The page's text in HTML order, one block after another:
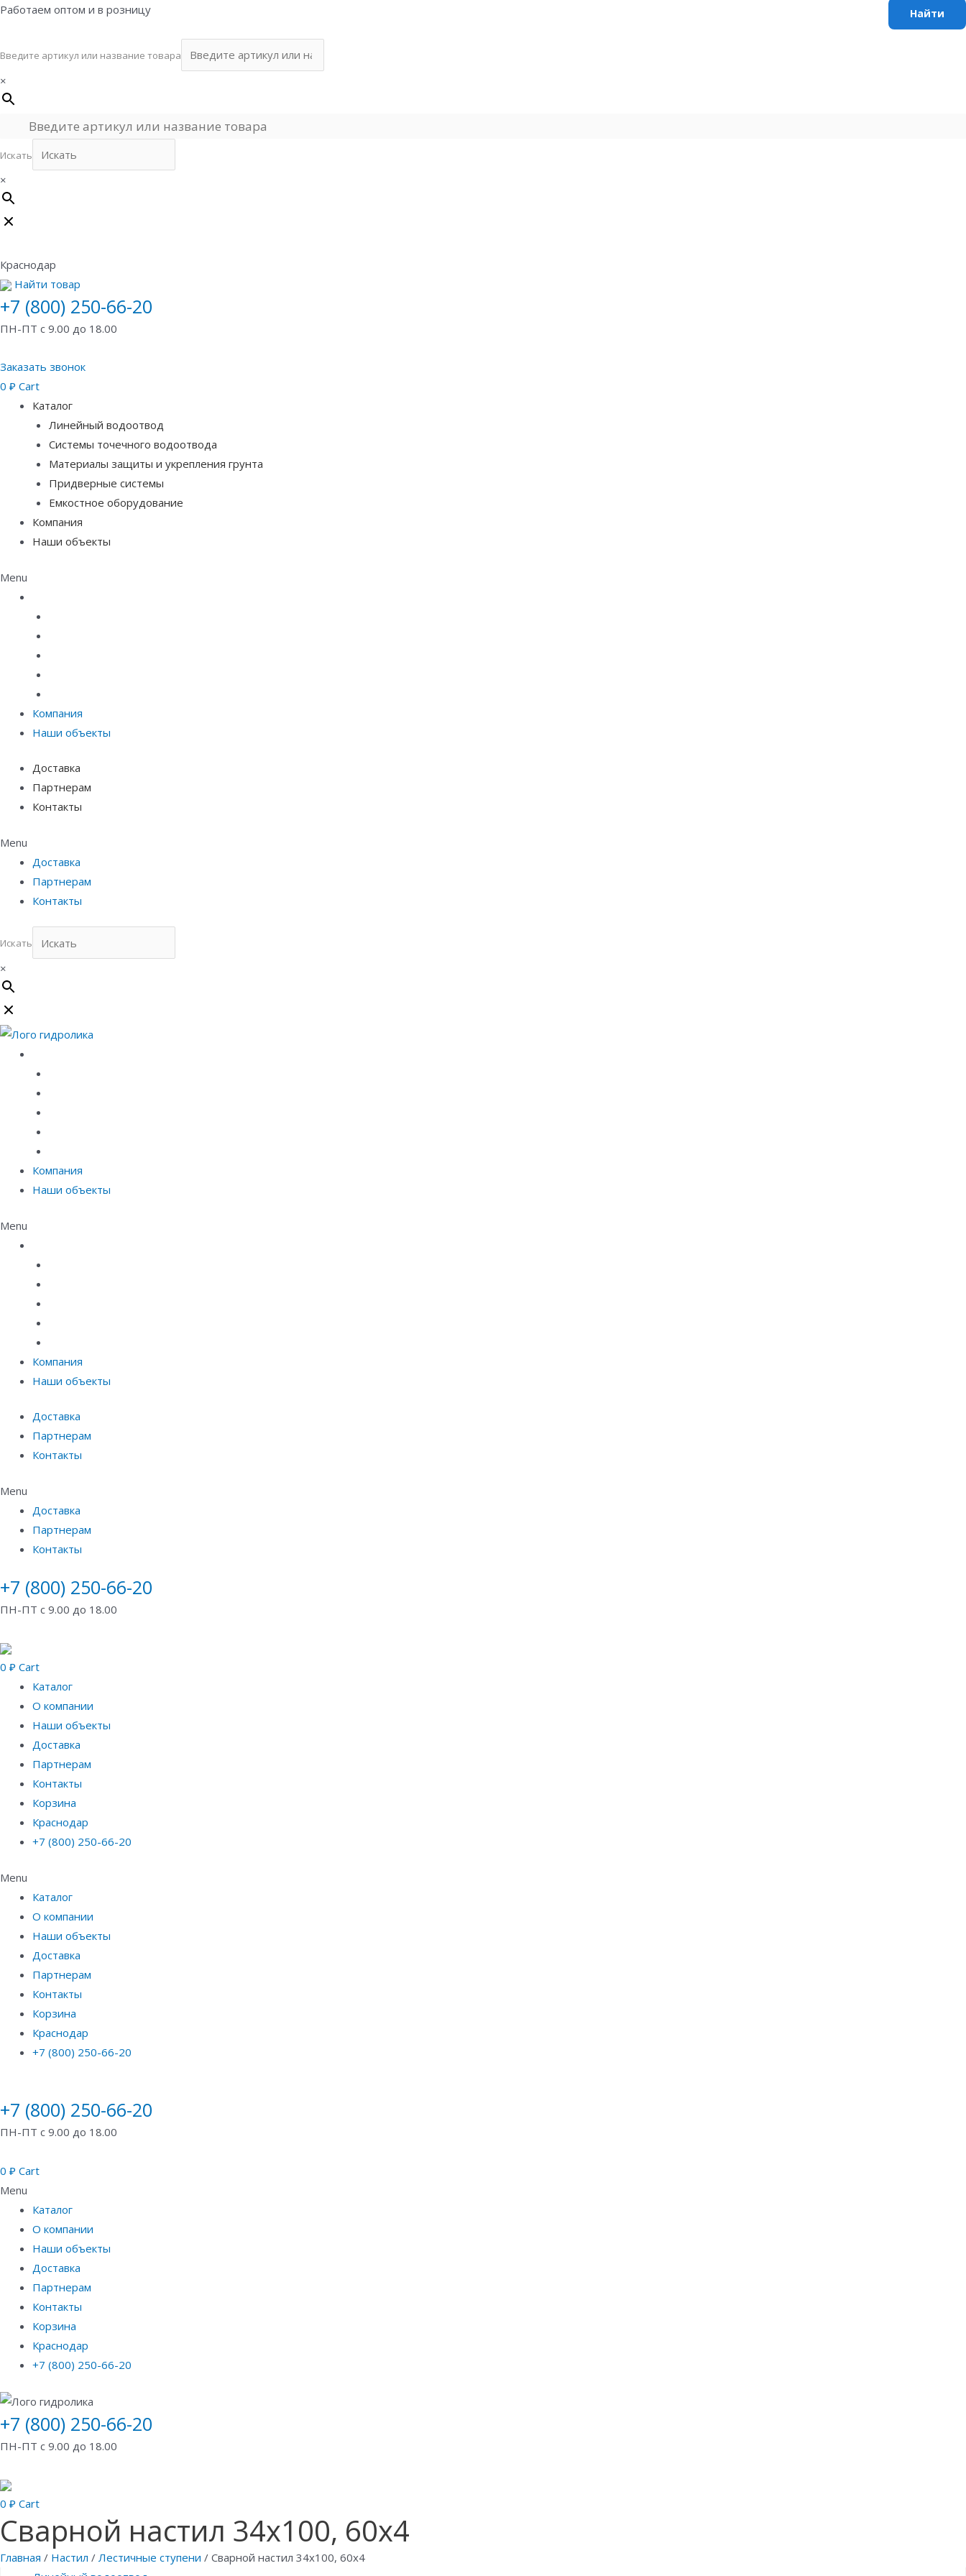
Перейти
Работаем оптом и в розницу
Введите артикул или название товара
×
Искать
×
Краснодар
Найти товар
+7 (800) 250-66-20
ПН-ПТ с 9.00 до 18.00
Заказать звонок
0 ₽ Cart
Каталог
Линейный водоотвод
Системы точечного водоотвода
Материалы защиты и укрепления грунта
Придверные системы
Емкостное оборудование
Компания
Наши объекты
Menu
Компания
Наши объекты
Доставка
Партнерам
Контакты
Menu
Доставка
Партнерам
Контакты
Искать
×
Компания
Наши объекты
Menu
Компания
Наши объекты
Доставка
Партнерам
Контакты
Menu
Доставка
Партнерам
Контакты
+7 (800) 250-66-20
ПН-ПТ с 9.00 до 18.00
0 ₽ Cart
Каталог
О компании
Наши объекты
Доставка
Партнерам
Контакты
Корзина
Краснодар
+7 (800) 250-66-20
Menu
Каталог
О компании
Наши объекты
Доставка
Партнерам
Контакты
Корзина
Краснодар
+7 (800) 250-66-20
+7 (800) 250-66-20
ПН-ПТ с 9.00 до 18.00
0 ₽ Cart
Menu
Каталог
О компании
Наши объекты
Доставка
Партнерам
Контакты
Корзина
Краснодар
+7 (800) 250-66-20
+7 (800) 250-66-20
ПН-ПТ с 9.00 до 18.00
0 ₽ Cart
Сварной настил 34х100, 60х4
Главная / Настил / Лестичные ступени / Сварной настил 34х100, 60х4